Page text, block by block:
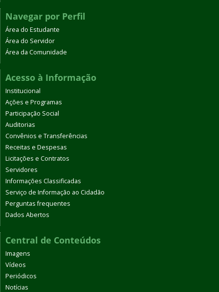
Navegar por Perfil
Área do Estudante
Área do Servidor
Área da Comunidade
Acesso à Informação
Institucional
Ações e Programas
Participação Social
Auditorias
Convênios e Transferências
Receitas e Despesas
Licitações e Contratos
Servidores
Informações Classificadas
Serviço de Informação ao Cidadão
Perguntas frequentes
Dados Abertos
Central de Conteúdos
Imagens
Vídeos
Periódicos
Notícias